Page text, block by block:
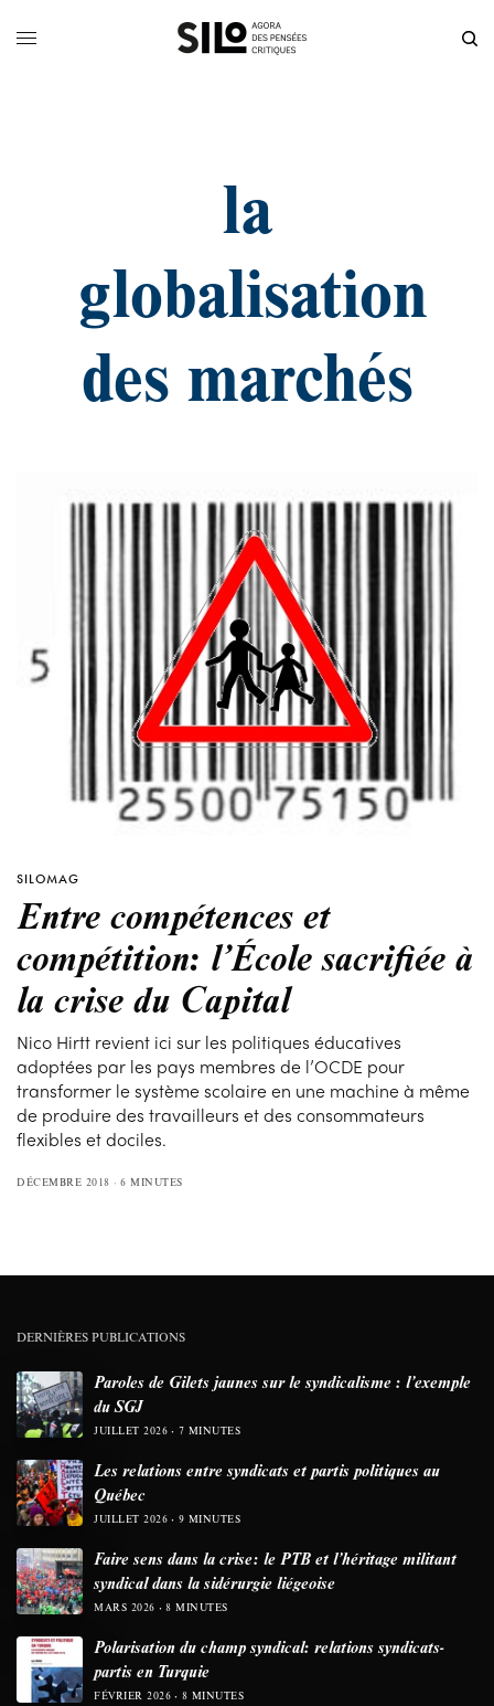
la
globalisation
des marchés
SILOMAG
Entre compétences et
compétition: l’École sacrifiée à
la crise du Capital
Nico Hirtt revient ici sur les politiques éducatives
adoptées par les pays membres de l’OCDE pour
transformer le système scolaire en une machine à même
de produire des travailleurs et des consommateurs
flexibles et dociles.
DÉCEMBRE 2018 6 MINUTES
DERNIÈRES PUBLICATIONS
Paroles de Gilets jaunes sur le syndicalisme : l’exemple
du SGJ
JUILLET 2026 7 MINUTES
Les relations entre syndicats et partis politiques au
Québec
JUILLET 2026 9 MINUTES
Faire sens dans la crise: le PTB et l’héritage militant
syndical dans la sidérurgie liégeoise
MARS 2026 8 MINUTES
Polarisation du champ syndical: relations syndicats-
partis en Turquie
FÉVRIER 2026 8 MINUTES